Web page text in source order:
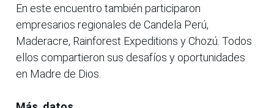
En este encuentro también participaron
empresarios regionales de Candela Perú,
Maderacre, Rainforest Expeditions y Chozú. Todos
ellos compartieron sus desafíos y oportunidades
en Madre de Dios.